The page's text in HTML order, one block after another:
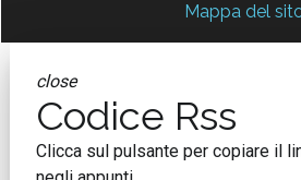
Mappa del
close
Codice Rss
Clicca sul pulsante per copiare il